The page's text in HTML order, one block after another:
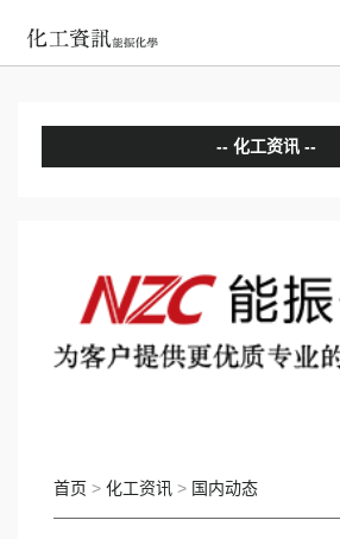
化工资讯
国际动态
首页 > 化工资讯 > 国内动态